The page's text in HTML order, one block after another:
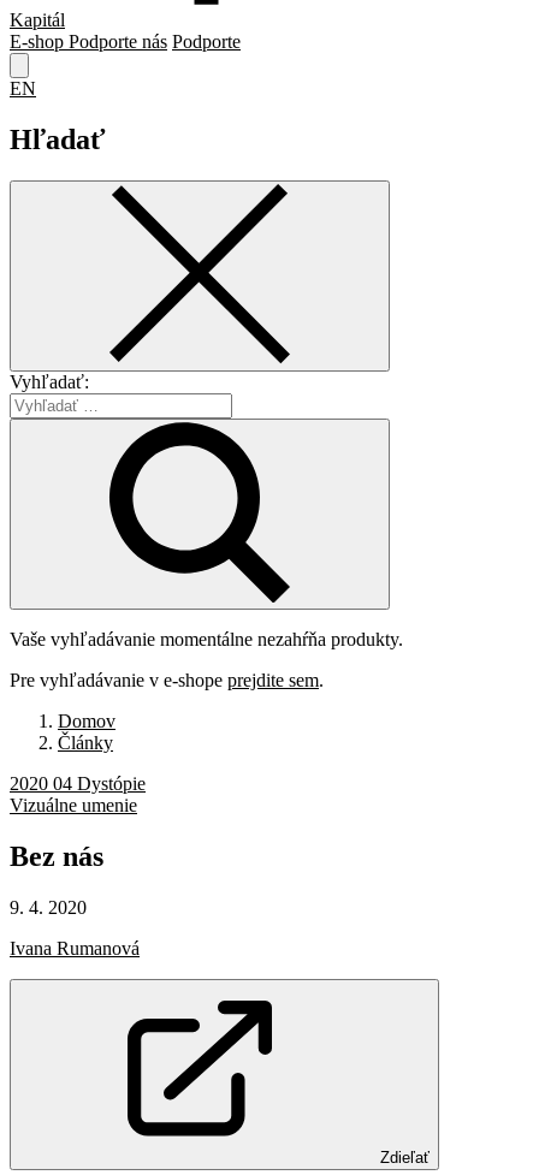
Kapitál
E-shop Podporte nás Podporte
EN
Hľadať
Vyhľadať:
Vaše vyhľadávanie momentálne nezahŕňa produkty.
Pre vyhľadávanie v e-shope prejdite sem.
Domov
Články
2020 04 Dystópie
Vizuálne umenie
Bez nás
9. 4. 2020
Ivana Rumanová
Zdieľať